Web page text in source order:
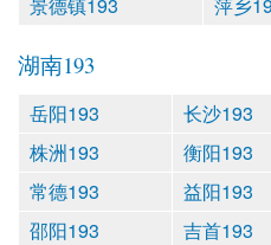
湖南193
岳阳193 长沙193
株洲193
衡阳193
常德193
益阳193
邵阳193
吉首193